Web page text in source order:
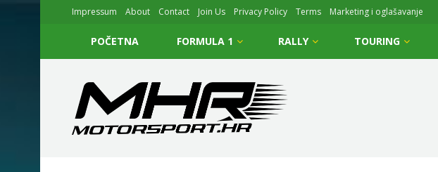
Impressum About Contact Join Us Privacy Policy Terms Marketing i oglašavanje
POČETNA FORMULA 1 RALLY TOURING